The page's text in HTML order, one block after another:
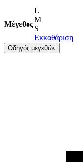
Μέγεθος
L
M
S
Εκκαθάριση
Οδηγός μεγεθών